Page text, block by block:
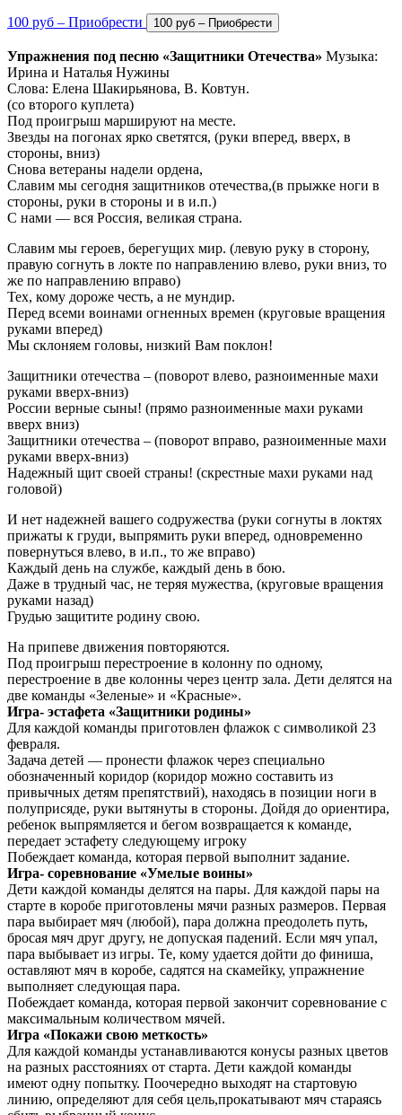
100 руб – Приобрести
Упражнения под песню «Защитники Отечества» Музыка:
Ирина и Наталья Нужины
Слова: Елена Шакирьянова, В. Ковтун.
(со второго куплета)
Под проигрыш маршируют на месте.
Звезды на погонах ярко светятся, (руки вперед, вверх, в
стороны, вниз)
Снова ветераны надели ордена,
Славим мы сегодня защитников отечества,(в прыжке ноги в
стороны, руки в стороны и в и.п.)
С нами — вся Россия, великая страна.
Славим мы героев, берегущих мир. (левую руку в сторону,
правую согнуть в локте по направлению влево, руки вниз, то
же по направлению вправо)
Тех, кому дороже честь, а не мундир.
Перед всеми воинами огненных времен (круговые вращения
руками вперед)
Мы склоняем головы, низкий Вам поклон!
Защитники отечества – (поворот влево, разноименные махи
руками вверх-вниз)
России верные сыны! (прямо разноименные махи руками
вверх вниз)
Защитники отечества – (поворот вправо, разноименные махи
руками вверх-вниз)
Надежный щит своей страны! (скрестные махи руками над
головой)
И нет надежней вашего содружества (руки согнуты в локтях
прижаты к груди, выпрямить руки вперед, одновременно
повернуться влево, в и.п., то же вправо)
Каждый день на службе, каждый день в бою.
Даже в трудный час, не теряя мужества, (круговые вращения
руками назад)
Грудью защитите родину свою.
На припеве движения повторяются.
Под проигрыш перестроение в колонну по одному,
перестроение в две колонны через центр зала. Дети делятся на
две команды «Зеленые» и «Красные».
Игра- эстафета «Защитники родины»
Для каждой команды приготовлен флажок с символикой 23
февраля.
Задача детей — пронести флажок через специально
обозначенный коридор (коридор можно составить из
привычных детям препятствий), находясь в позиции ноги в
полуприсяде, руки вытянуты в стороны. Дойдя до ориентира,
ребенок выпрямляется и бегом возвращается к команде,
передает эстафету следующему игроку
Побеждает команда, которая первой выполнит задание.
Игра- соревнование «Умелые воины»
Дети каждой команды делятся на пары. Для каждой пары на
старте в коробе приготовлены мячи разных размеров. Первая
пара выбирает мяч (любой), пара должна преодолеть путь,
бросая мяч друг другу, не допуская падений. Если мяч упал,
пара выбывает из игры. Те, кому удается дойти до финиша,
оставляют мяч в коробе, садятся на скамейку, упражнение
выполняет следующая пара.
Побеждает команда, которая первой закончит соревнование с
максимальным количеством мячей.
Игра «Покажи свою меткость»
Для каждой команды устанавливаются конусы разных цветов
на разных расстояниях от старта. Дети каждой команды
имеют одну попытку. Поочередно выходят на стартовую
линию, определяют для себя цель,прокатывают мяч стараясь